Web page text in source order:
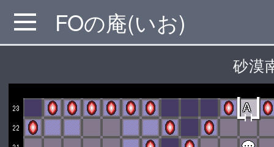
MENU FOの庵(いお)
砂漠